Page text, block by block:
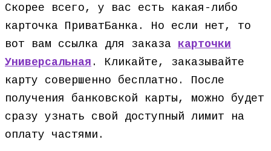
Скорее всего, у вас есть какая-либо
карточка ПриватБанка. Но если нет, то
вот вам ссылка для заказа карточки
Универсальная . Кликайте, заказывайте
карту совершенно бесплатно. После
получения банковской карты, можно будет
сразу узнать свой доступный лимит на
оплату частями.